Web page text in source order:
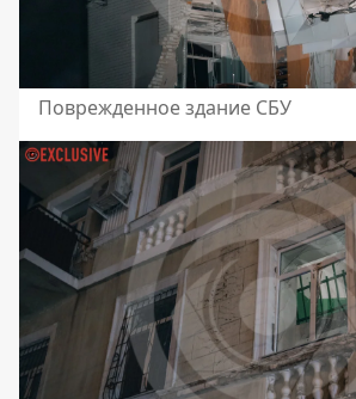
Поврежденное здание СБУ